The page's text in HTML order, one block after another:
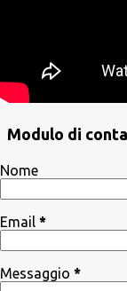
Modulo di
Nome
Email *
Messaggio *